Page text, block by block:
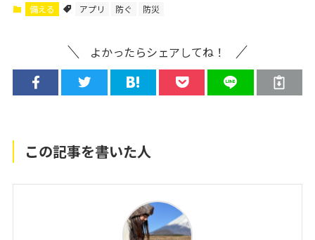
備える アプリ 防ぐ 防災
よかったらシェアしてね！
この記事を書いた人